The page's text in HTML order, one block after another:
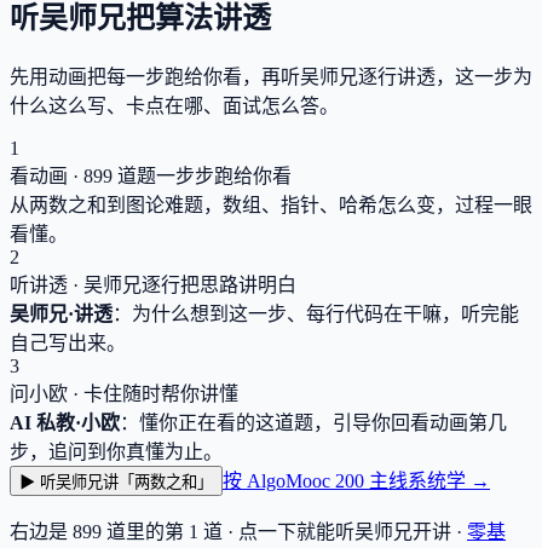
听吴师兄把算法讲透
先用动画把每一步跑给你看，再听吴师兄逐行讲透，这一步为
什么这么写、卡点在哪、面试怎么答。
1
看动画 · 899 道题一步步跑给你看
从两数之和到图论难题，数组、指针、哈希怎么变，过程一眼
看懂。
2
听讲透 · 吴师兄逐行把思路讲明白
吴师兄·讲透：为什么想到这一步、每行代码在干嘛，听完能
自己写出来。
3
问小欧 · 卡住随时帮你讲懂
AI 私教·小欧：懂你正在看的这道题，引导你回看动画第几
步，追问到你真懂为止。
▶ 听吴师兄讲「两数之和」 按 AlgoMooc 200 主线系统学 →
右边是 899 道里的第 1 道 · 点一下就能听吴师兄开讲 · 零基